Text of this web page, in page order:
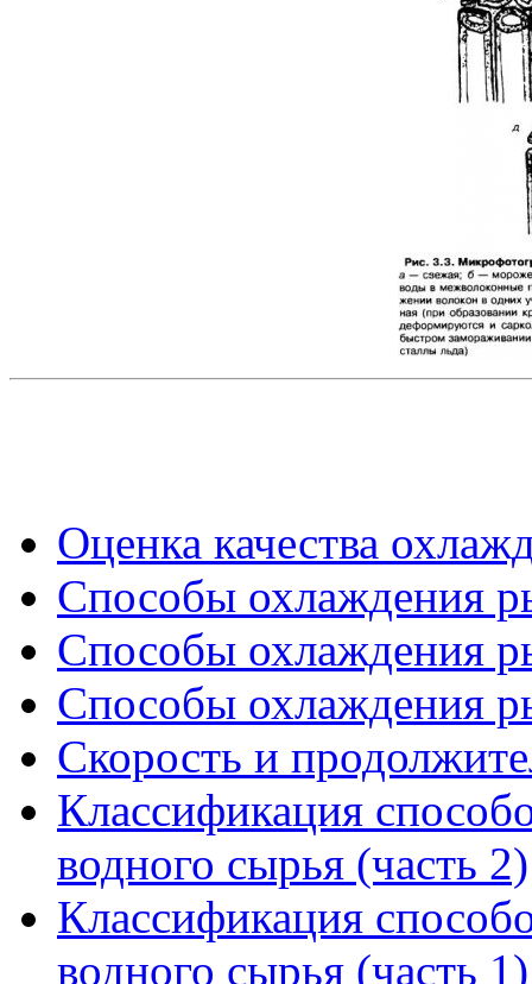
Оценка качества
Способы охлаждения
Способы охлаждения
Способы охлаждения
Скорость и
Классификация
водного сырья (часть 2)
Классификация
водного сырья (часть 1)